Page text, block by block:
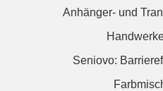
Anhänger- und
Seniovo: